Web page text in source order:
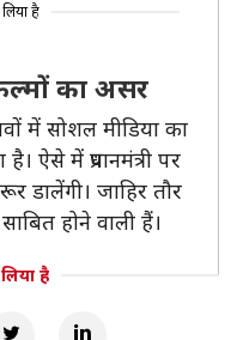
है
का असर
में सोशल मीडिया का
ऐसे में प्रधानमंत्री पर
डालेंगी। जाहिर तौर
होने वाली हैं।
है